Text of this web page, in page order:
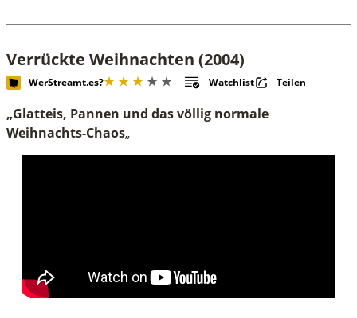
Verrückte Weihnachten (2004)
WerStreamt.es? Watchlist Teilen
„Glatteis, Pannen und das völlig normale
Weihnachts-Chaos„